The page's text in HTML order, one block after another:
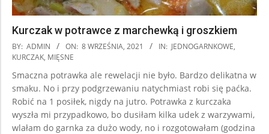
Kurczak w potrawce z marchewką i groszkiem
2021-
09-
BY: ADMIN ON: 8 WRZEŚNIA, 2021 IN: JEDNOGARNKOWE,
KURCZAK, MIĘSNE
Smaczna potrawka ale rewelacji nie było. Bardzo delikatna w
smaku. No i przy podgrzewaniu natychmiast robi się paćka.
Robić na 1 posiłek, nigdy na jutro. Potrawka z kurczaka
wyszła mi przypadkowo, bo dusiłam kilka udek z warzywami,
wlałam do garnka za dużo wody, no i rozgotowałam (godzina